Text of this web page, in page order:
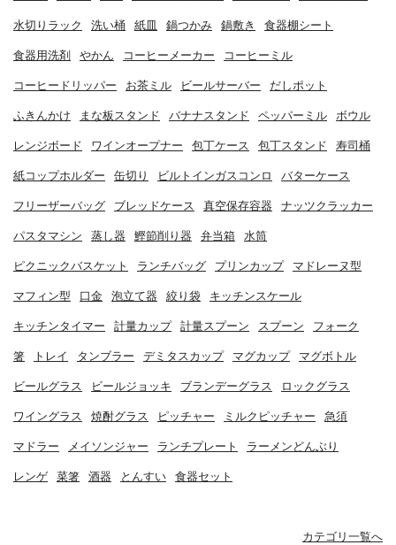
水切りラック 洗い桶 紙皿 鍋つかみ 鍋敷き 食器棚シート
食器用洗剤 やかん コーヒーメーカー コーヒーミル
コーヒードリッパー お茶ミル ビールサーバー だしポット
ふきんかけ まな板スタンド バナナスタンド ペッパーミル ボウル
レンジボード ワインオープナー 包丁ケース 包丁スタンド 寿司桶
紙コップホルダー 缶切り ビルトインガスコンロ バターケース
フリーザーバッグ ブレッドケース 真空保存容器 ナッツクラッカー
パスタマシン 蒸し器 鰹節削り器 弁当箱 水筒
ピクニックバスケット ランチバッグ プリンカップ マドレーヌ型
マフィン型 口金 泡立て器 絞り袋 キッチンスケール
キッチンタイマー 計量カップ 計量スプーン スプーン フォーク
箸 トレイ タンブラー デミタスカップ マグカップ マグボトル
ビールグラス ビールジョッキ ブランデーグラス ロックグラス
ワイングラス 焼酎グラス ピッチャー ミルクピッチャー 急須
マドラー メイソンジャー ランチプレート ラーメンどんぶり
レンゲ 菜箸 酒器 とんすい 食器セット
カテゴリ一覧へ